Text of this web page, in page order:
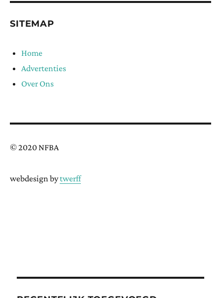
SITEMAP
Home
Advertenties
Over Ons
© 2020 NFBA
webdesign bytwerff